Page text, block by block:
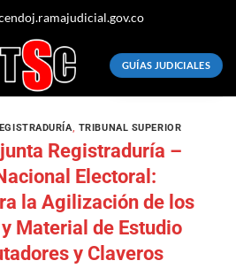
GUÍAS JUDICIALES
, TRIBUNAL SUPERIOR
Registraduría –
Electoral:
la Agilización de los
Material de Estudio
y Claveros